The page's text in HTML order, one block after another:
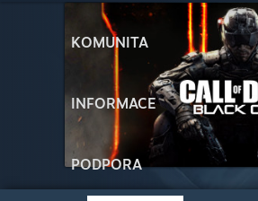
KOMUNITA
INFORMACE
PODPORA